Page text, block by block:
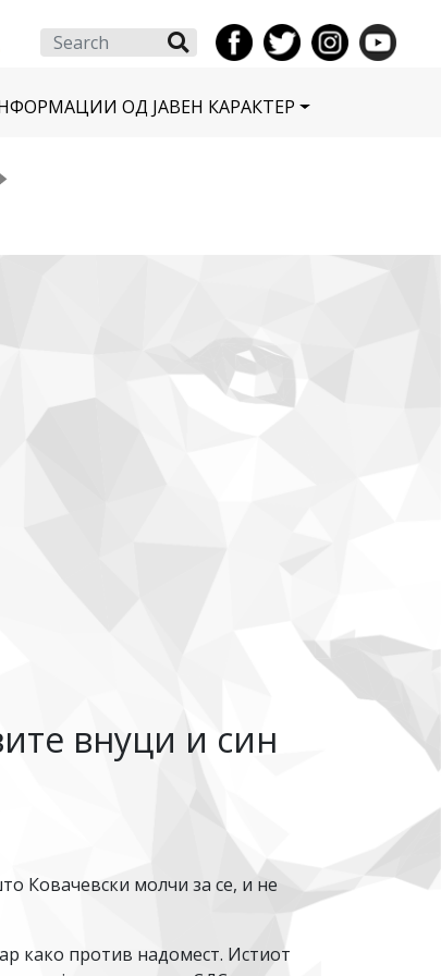
Search
ОД ЈАВЕН КАРАКТЕР
внуци и син
Ковачевски молчи за се, и не
како против надомест. Истиот